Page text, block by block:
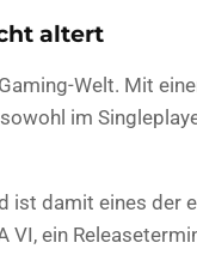
altert
Welt. Mit
im
ist damit eines der
VI, ein